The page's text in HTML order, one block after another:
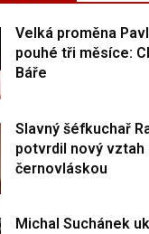
Velká proměna
pouhé tři měsíce:
Báře
Slavný šéfkuchař
potvrdil nový vztah
černovláskou
Michal Suchánek